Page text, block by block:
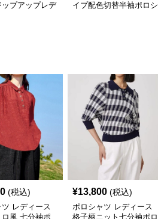
プアップレデ
イプ配色切替半袖ポロシ
(税込)
レディース
風 七分袖ポ
¥13,800 (税込)
ポロシャツ レディース
格子柄ニット七分袖ポロ